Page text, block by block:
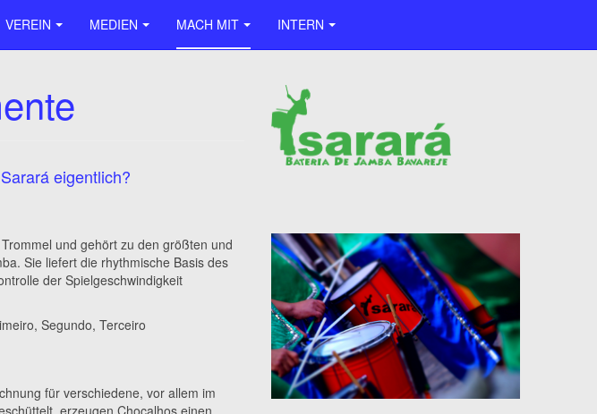
VEREIN MEDIEN MACH MIT INTERN
eigentlich?
und gehört zu den größten und
Sie liefert die rhythmische Basis des
der Spielgeschwindigkeit
Segundo, Terceiro
für verschiedene, vor allem im
erzeugen Chocalhos einen